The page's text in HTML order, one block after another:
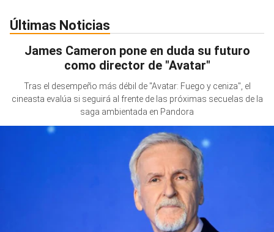
Últimas Noticias
James Cameron pone en duda su futuro
como director de "Avatar"
Tras el desempeño más débil de "Avatar: Fuego y ceniza", el
cineasta evalúa si seguirá al frente de las próximas secuelas de la
saga ambientada en Pandora